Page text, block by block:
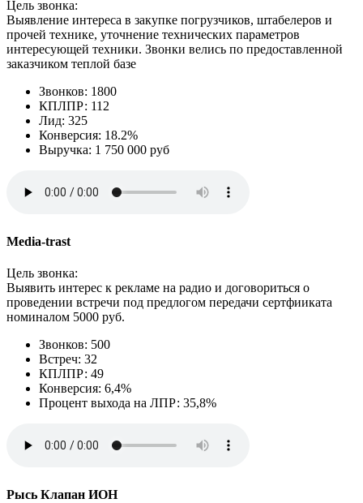
Цель звонка:
Выявление интереса в закупке погрузчиков, штабелеров и
прочей технике, уточнение технических параметров
интересующей техники. Звонки велись по предоставленной
заказчиком теплой базе
Звонков: 1800
КПЛПР: 112
Лид: 325
Конверсия: 18.2%
Выручка: 1 750 000 руб
Media-trast
Цель звонка:
Выявить интерес к рекламе на радио и договориться о
проведении встречи под предлогом передачи сертфииката
номиналом 5000 руб.
Звонков: 500
Встреч: 32
КПЛПР: 49
Конверсия: 6,4%
Процент выхода на ЛПР: 35,8%
Рысь Клапан ИОН